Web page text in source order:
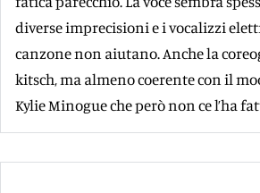
diverse imprecisioni e i vocalizzi
canzone non aiutano. Anche la
kitsch, ma almeno coerente con il
Kylie Minogue che però non ce l’ha